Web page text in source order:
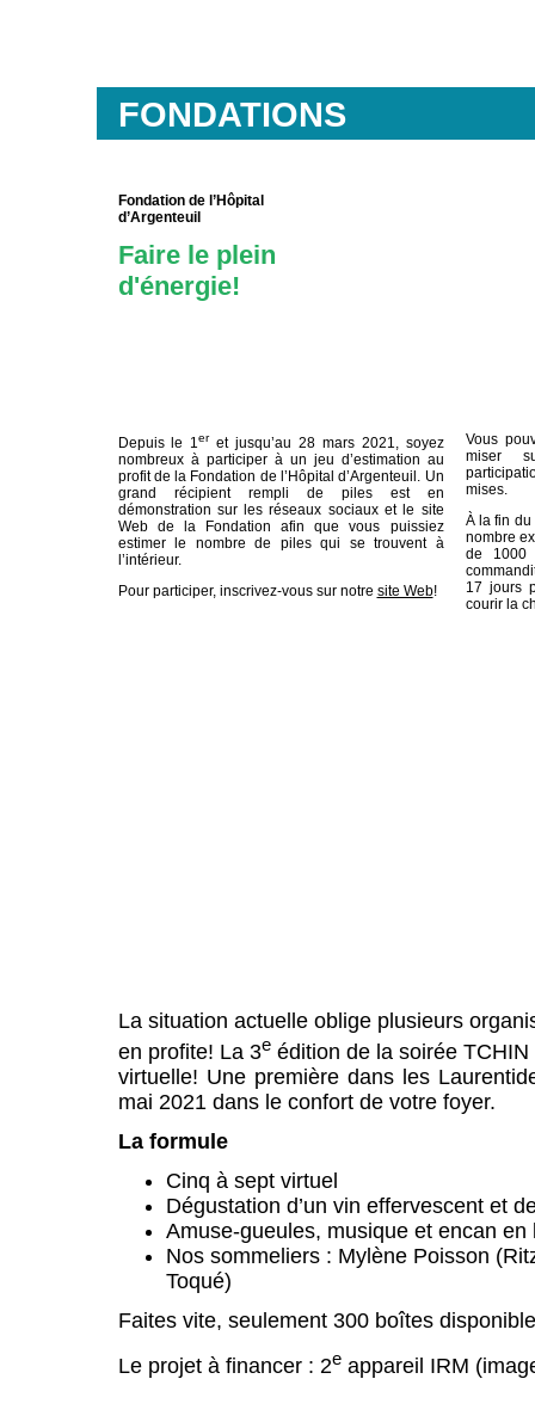
FONDATIONS
Fondation de l’Hôpital
d’Argenteuil
Faire le plein
d'énergie!
Depuis le 1er et jusqu’au 28 mars 2021, soyez
nombreux à participer à un jeu d’estimation au
profit de la Fondation de l’Hôpital d’Argenteuil. Un
grand récipient rempli de piles est en
démonstration sur les réseaux sociaux et le site
Web de la Fondation afin que vous puissiez
estimer le nombre de piles qui se trouvent à
l’intérieur.
Pour participer, inscrivez-vous sur notre site Web!
Vous
miser
mises.
À la fin
nombre
de 1000
17 jours
courir la
La situation actuelle oblige plusieurs
en profite! La 3eédition de la soirée TCHIN
virtuelle! Une première dans les
mai 2021 dans le confort de votre foyer.
La formule
Cinq à sept virtuel
Dégustation d’un vin effervescent et
Amuse-gueules, musique et encan en
Nos sommeliers : Mylène Poisson
Toqué)
Faites vite, seulement 300 boîtes
Le projet à financer : 2eappareil IRM